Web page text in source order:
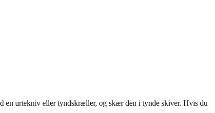
en urtekniv eller tyndskræller, og skær den i tynde skiver. Hvis du